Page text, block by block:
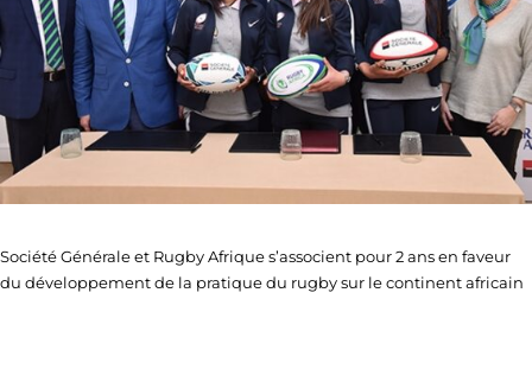
Société Générale et Rugby Afrique s’associent pour 2 ans en faveur
du développement de la pratique du rugby sur le continent africain